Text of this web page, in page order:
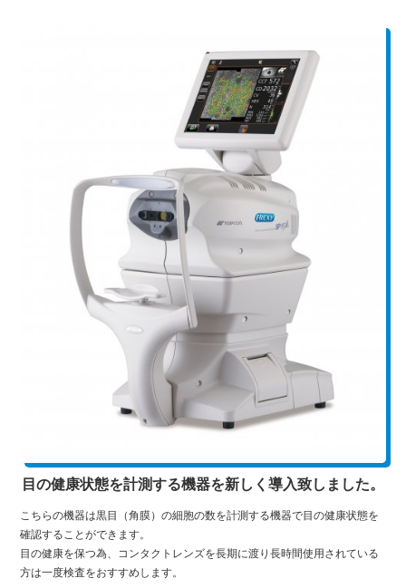
目の健康状態を計測する機器を新しく導入致しました。
こちらの機器は黒目（角膜）の細胞の数を計測する機器で目の健康状態を
確認することができます。
目の健康を保つ為、コンタクトレンズを長期に渡り長時間使用されている
方は一度検査をおすすめします。